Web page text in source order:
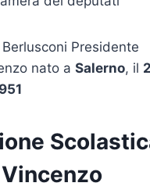
Presidente
nato a Salerno, il 2